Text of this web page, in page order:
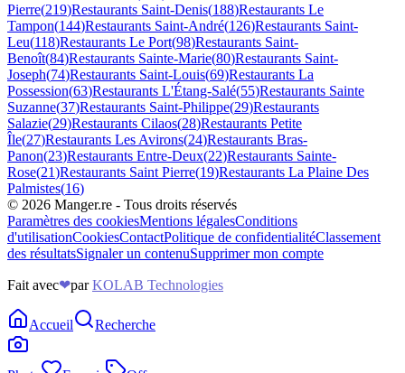
Pierre(219)Restaurants Saint-Denis(188)Restaurants Le
Tampon(144)Restaurants Saint-André(126)Restaurants Saint-
Leu(118)Restaurants Le Port(98)Restaurants Saint-
Benoît(84)Restaurants Sainte-Marie(80)Restaurants Saint-
Joseph(74)Restaurants Saint-Louis(69)Restaurants La
Possession(63)Restaurants L'Étang-Salé(55)Restaurants Sainte
Suzanne(37)Restaurants Saint-Philippe(29)Restaurants
Salazie(29)Restaurants Cilaos(28)Restaurants Petite
Île(27)Restaurants Les Avirons(24)Restaurants Bras-
Panon(23)Restaurants Entre-Deux(22)Restaurants Sainte-
Rose(21)Restaurants Saint Pierre(19)Restaurants La Plaine Des
Palmistes(16)
© 2026 Manger.re - Tous droits réservés
Paramètres des cookiesMentions légalesConditions
d'utilisationCookiesContactPolitique de confidentialitéClassement
des résultatsSignaler un contenuSupprimer mon compte
Fait avec❤par KOLAB Technologies
Accueil Recherche